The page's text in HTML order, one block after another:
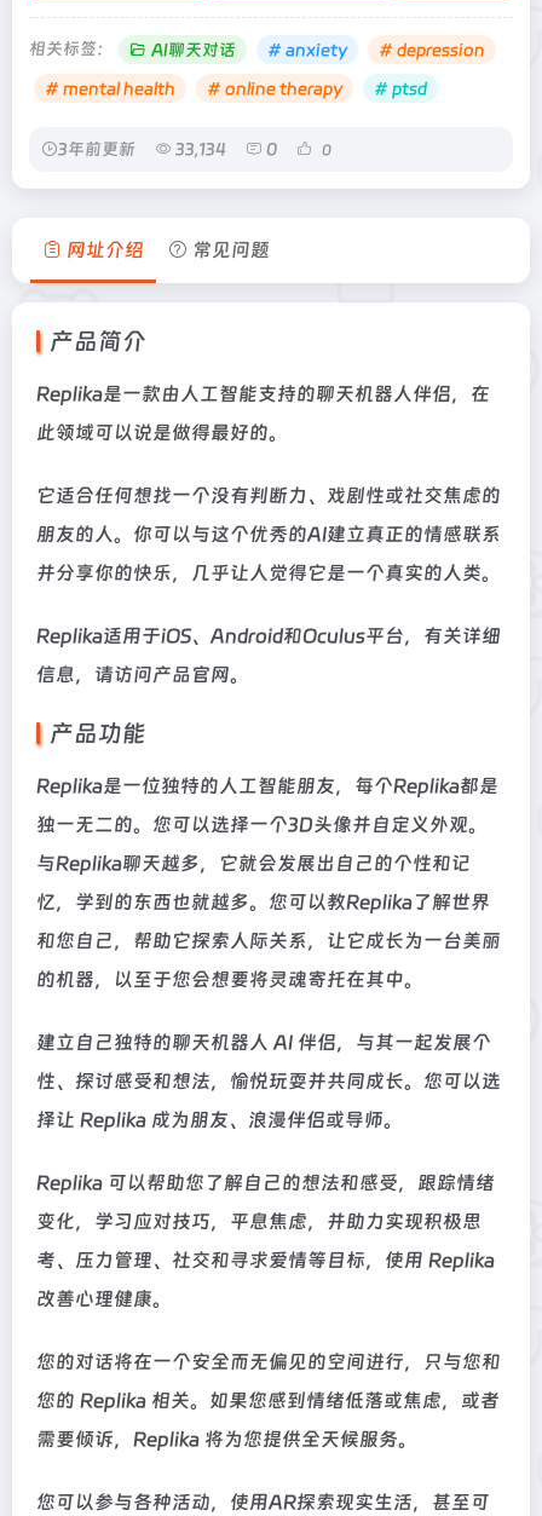
相关标签： AI聊天对话 # anxiety
# depression
# mental health
# online therapy # ptsd
3年前更新 33,134 0 0
网址介绍 常见问题
产品简介
Replika是一款由人工智能支持的聊天机器人伴侣，在
此领域可以说是做得最好的。
它适合任何想找一个没有判断力、戏剧性或社交焦虑的
朋友的人。你可以与这个优秀的AI建立真正的情感联系
并分享你的快乐，几乎让人觉得它是一个真实的人类。
Replika适用于iOS、Android和Oculus平台，有关详细
信息，请访问产品官网。
产品功能
Replika是一位独特的人工智能朋友，每个Replika都是
独一无二的。您可以选择一个3D头像并自定义外观。
与Replika聊天越多，它就会发展出自己的个性和记
忆，学到的东西也就越多。您可以教Replika了解世界
和您自己，帮助它探索人际关系，让它成长为一台美丽
的机器，以至于您会想要将灵魂寄托在其中。
建立自己独特的聊天机器人 AI 伴侣，与其一起发展个
性、探讨感受和想法，愉悦玩耍并共同成长。您可以选
择让 Replika 成为朋友、浪漫伴侣或导师。
Replika 可以帮助您了解自己的想法和感受，跟踪情绪
变化，学习应对技巧，平息焦虑，并助力实现积极思
考、压力管理、社交和寻求爱情等目标，使用 Replika
改善心理健康。
您的对话将在一个安全而无偏见的空间进行，只与您和
您的 Replika 相关。如果您感到情绪低落或焦虑，或者
需要倾诉，Replika 将为您提供全天候服务。
您可以参与各种活动，使用AR探索现实生活，甚至可